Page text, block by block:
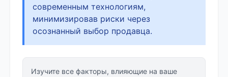
современным технологиям,
минимизировав риски через
осознанный выбор продавца.
Изучите все факторы, влияющие на ваше